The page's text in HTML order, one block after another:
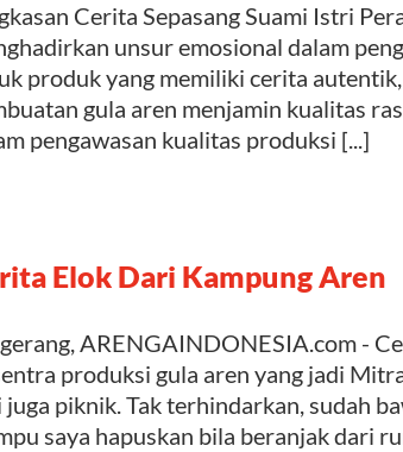
Cerita Sepasang Suami Istri
unsur emosional dalam
produk yang memiliki cerita
gula aren menjamin kualitas
pengawasan kualitas produksi [...]
Elok Dari Kampung Aren
ARENGAINDONESIA.com -
produksi gula aren yang jadi
piknik. Tak terhindarkan, sudah
saya hapuskan bila beranjak dari